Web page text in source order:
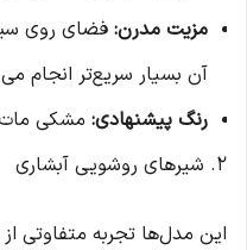
مزیت مدرن: فضای روی
آن بسیار سریع‌تر انجام
رنگ پیشنهادی: مشکی مات
۲. شیرهای روشویی آبشاری
این مدل‌ها تجربه متفاوتی